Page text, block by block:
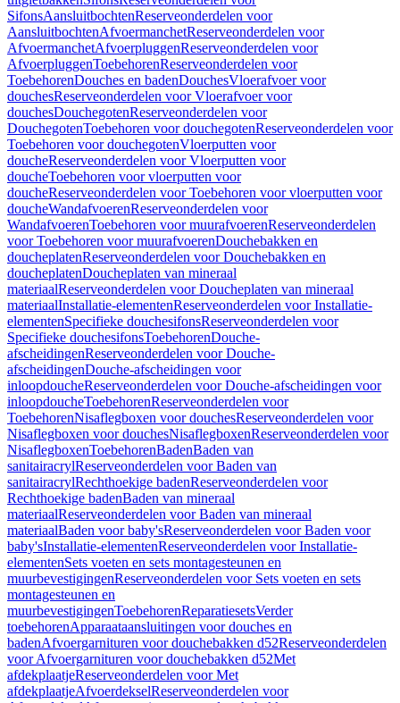
SifonsAansluitbochtenReserveonderdelen voor
AansluitbochtenAfvoermanchetReserveonderdelen voor
AfvoermanchetAfvoerpluggenReserveonderdelen voor
AfvoerpluggenToebehorenReserveonderdelen voor
ToebehorenDouches en badenDouchesVloerafvoer voor
douchesReserveonderdelen voor Vloerafvoer voor
douchesDouchegotenReserveonderdelen voor
DouchegotenToebehoren voor douchegotenReserveonderdelen voor
Toebehoren voor douchegotenVloerputten voor
doucheReserveonderdelen voor Vloerputten voor
doucheToebehoren voor vloerputten voor
doucheReserveonderdelen voor Toebehoren voor vloerputten voor
doucheWandafvoerenReserveonderdelen voor
WandafvoerenToebehoren voor muurafvoerenReserveonderdelen
voor Toebehoren voor muurafvoerenDouchebakken en
doucheplatenReserveonderdelen voor Douchebakken en
doucheplatenDoucheplaten van mineraal
materiaalReserveonderdelen voor Doucheplaten van mineraal
materiaalInstallatie-elementenReserveonderdelen voor Installatie-
elementenSpecifieke douchesifonsReserveonderdelen voor
Specifieke douchesifonsToebehorenDouche-
afscheidingenReserveonderdelen voor Douche-
afscheidingenDouche-afscheidingen voor
inloopdoucheReserveonderdelen voor Douche-afscheidingen voor
inloopdoucheToebehorenReserveonderdelen voor
ToebehorenNisaflegboxen voor douchesReserveonderdelen voor
Nisaflegboxen voor douchesNisaflegboxenReserveonderdelen voor
NisaflegboxenToebehorenBadenBaden van
sanitairacrylReserveonderdelen voor Baden van
sanitairacrylRechthoekige badenReserveonderdelen voor
Rechthoekige badenBaden van mineraal
materiaalReserveonderdelen voor Baden van mineraal
materiaalBaden voor baby'sReserveonderdelen voor Baden voor
baby'sInstallatie-elementenReserveonderdelen voor Installatie-
elementenSets voeten en sets montagesteunen en
muurbevestigingenReserveonderdelen voor Sets voeten en sets
montagesteunen en
muurbevestigingenToebehorenReparatiesetsVerder
toebehorenApparaataansluitingen voor douches en
badenAfvoergarnituren voor douchebakken d52Reserveonderdelen
voor Afvoergarnituren voor douchebakken d52Met
afdekplaatjeReserveonderdelen voor Met
afdekplaatjeAfvoerdekselReserveonderdelen voor